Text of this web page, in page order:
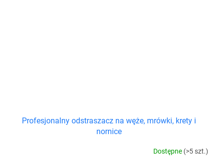
Profesjonalny odstraszacz na węże, mrówki, krety i
nornice
Dostępne (>5 szt.)